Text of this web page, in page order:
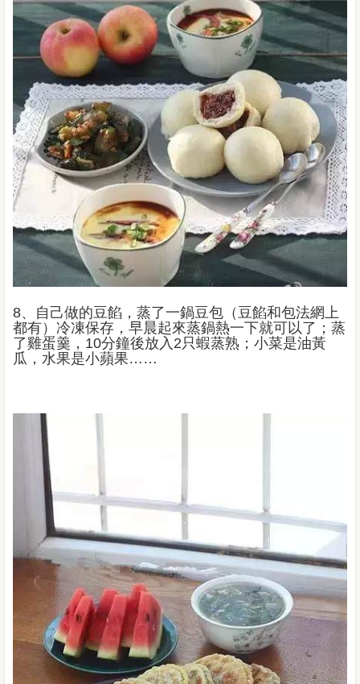
8、自己做的豆餡，蒸了一鍋豆包（豆餡和包法網上
都有）冷凍保存，早晨起來蒸鍋熱一下就可以了；蒸
了雞蛋羹，10分鐘後放入2只蝦蒸熟；小菜是油黃
瓜，水果是小蘋果……